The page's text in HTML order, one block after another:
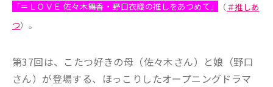
「＝ＬＯＶＥ 佐々木舞香・野口衣織の推しをあつめて」 （ ＃推しあ
つ）。
第37回は、こたつ好きの母（佐々木さん）と娘（野口
さん）が登場する、ほっこりしたオープニングドラマ